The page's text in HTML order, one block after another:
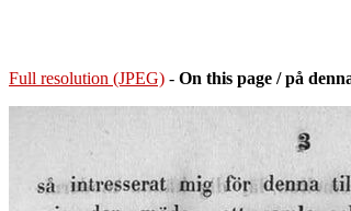
Full resolution (JPEG) - On this page / på